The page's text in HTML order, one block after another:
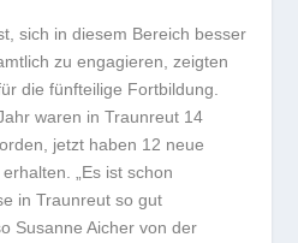
sich in diesem Bereich besser
zu engagieren, zeigten
die fünfteilige Fortbildung.
waren in Traunreut 14
jetzt haben 12 neue
„Es ist schon
in Traunreut so gut
Susanne Aicher von der